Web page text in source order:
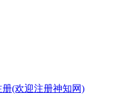
册(欢迎注册神知网)